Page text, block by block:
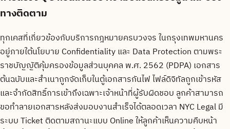
ทางติดตาม
ทุกเคสที่เกี่ยวข้องกับบริการกฎหมายครบวงจร ในกรุงเทพมหานคร
อยู่ภายใต้นโยบาย Confidentiality และ Data Protection ตามพระ
ราชบัญญัติคุ้มครองข้อมูลส่วนบุคคล พ.ศ. 2562 (PDPA) เอกสาร
ต้นฉบับและสำเนาถูกจัดเก็บในตู้เอกสารกันไฟ ไฟล์ดิจิทัลถูกเข้ารหัส
และจำกัดสิทธิ์การเข้าถึงเฉพาะเจ้าหน้าที่ผู้รับผิดชอบ ลูกค้าสามารถ
ขอทำลายเอกสารหลังส่งมอบงานสำเร็จได้ตลอดเวลา NYC Legal มี
ระบบ Ticket ติดตามสถานะแบบ Online ให้ลูกค้าเห็นความคืบหน้า